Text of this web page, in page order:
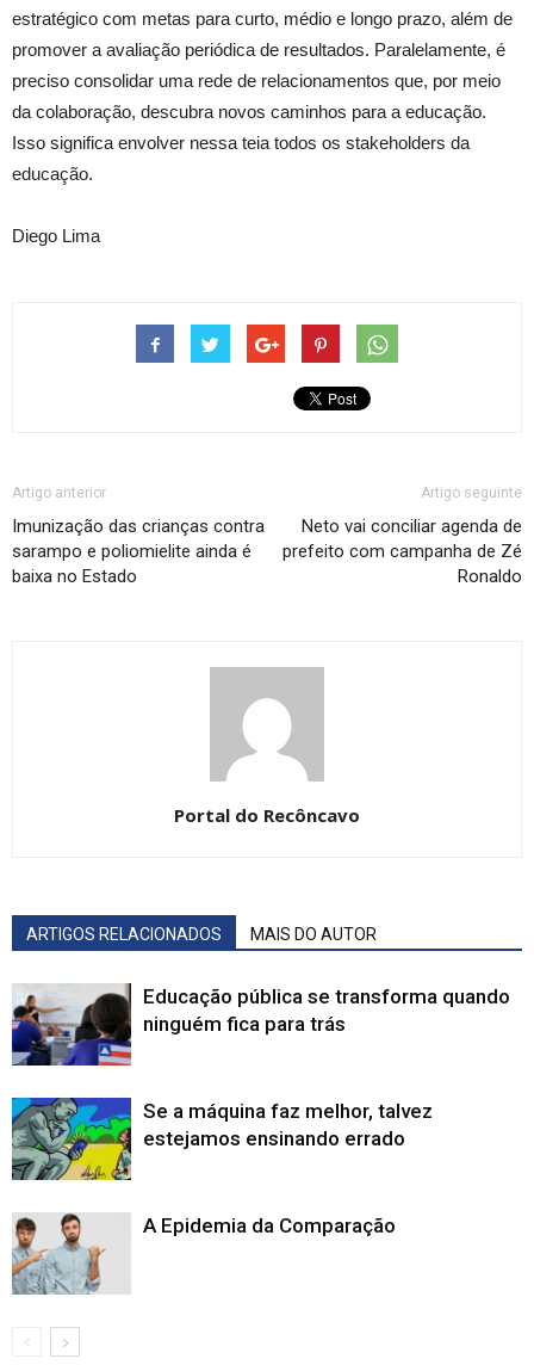
estratégico com metas para curto, médio e longo prazo, além de
promover a avaliação periódica de resultados. Paralelamente, é
preciso consolidar uma rede de relacionamentos que, por meio
da colaboração, descubra novos caminhos para a educação.
Isso significa envolver nessa teia todos os stakeholders da
educação.
Diego Lima
Artigo anterior
Imunização das crianças contra
sarampo e poliomielite ainda é
baixa no Estado
Artigo seguinte
Neto vai conciliar agenda de
prefeito com campanha de Zé
Ronaldo
Portal do Recôncavo
ARTIGOS RELACIONADOS MAIS DO AUTOR
Educação pública se transforma quando
ninguém fica para trás
Se a máquina faz melhor, talvez
estejamos ensinando errado
A Epidemia da Comparação